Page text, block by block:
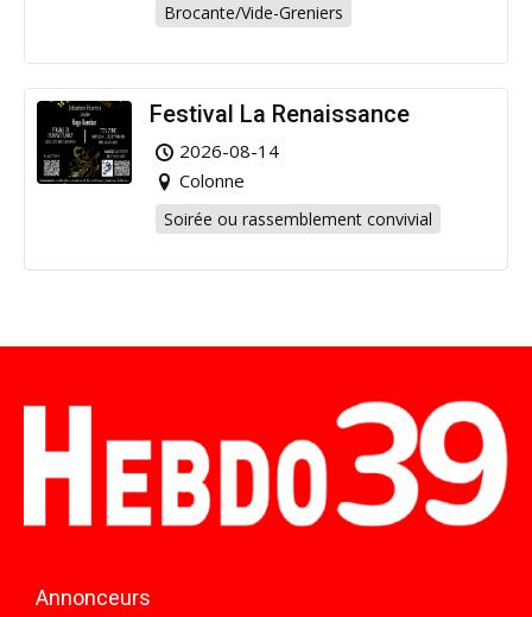
Brocante/Vide-Greniers
Festival La Renaissance
2026-08-14
Colonne
Soirée ou rassemblement convivial